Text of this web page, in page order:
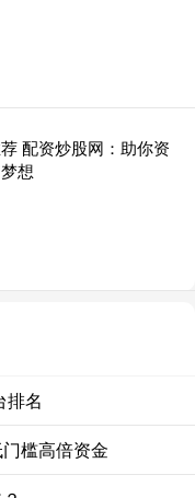
配资炒股网：助你资
想
排名
槛高倍资金